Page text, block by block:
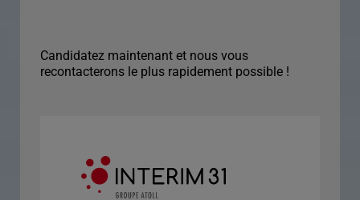
Candidatez maintenant et nous vous
recontacterons le plus rapidement possible !